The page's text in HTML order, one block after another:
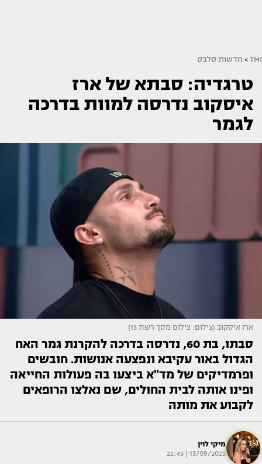
TMI
> חדשות סלבס
טרגדיה: סבתא של ארז
איסקוב נדרסה למוות בדרכה
לגמר
ארז איסקוב (צילום: צילום מסך רשת 13)
סבתו, בת 60, נדרסה בדרכה להקרנת גמר האח
הגדול באור עקיבא ונפצעה אנושות. חובשים
ופרמדיקים של מד"א ביצעו בה פעולות החייאה
ופינו אותה לבית החולים, שם נאלצו הרופאים
לקבוע את מותה
מיקי לוין
13/09/2025 | 22:45